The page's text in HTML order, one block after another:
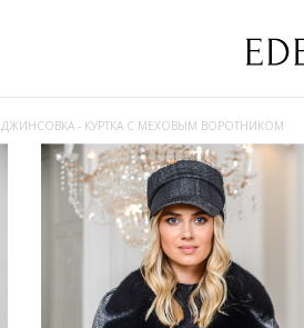
ДЖИНСОВКА - КУРТКА С МЕХОВЫМ ВОРОТНИКОМ